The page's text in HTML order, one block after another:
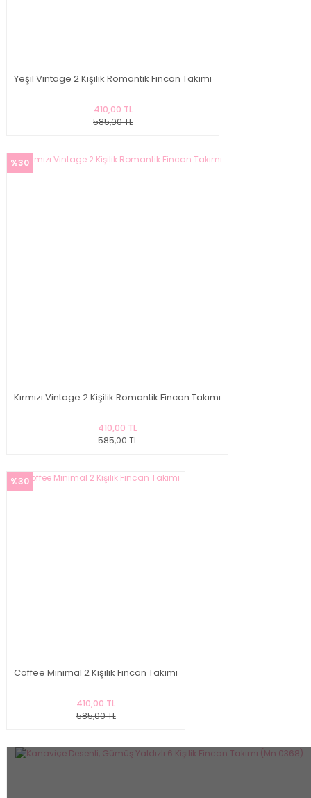
Yeşil Vintage 2 Kişilik Romantik Fincan Takımı
410,00 TL
585,00 TL
%30
Kırmızı Vintage 2 Kişilik Romantik Fincan Takımı
410,00 TL
585,00 TL
%30
Coffee Minimal 2 Kişilik Fincan Takımı
410,00 TL
585,00 TL